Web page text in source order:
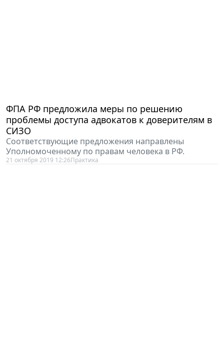
ФПА РФ предложила меры по решению
проблемы доступа адвокатов к доверителям в
СИЗО
Соответствующие предложения направлены
Уполномоченному по правам человека в РФ.
21 октября 2019 12:26Практика